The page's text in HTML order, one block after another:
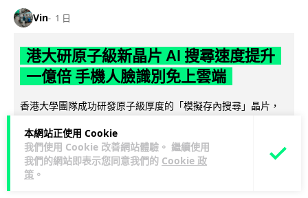
本網站正使用 Cookie
我們使用 Cookie 改善網站體驗。 繼續使用
我們的網站即表示您同意我們的 Cookie 政
策 。
Vin 1 日
港大研原子級新晶片 AI 搜尋速度提升
一億倍 手機人臉識別免上雲端
香港大學團隊成功研發原子級厚度的「模擬存內搜尋」晶片，
0.00000000... 閱讀全文
374 83 ↗ 分享